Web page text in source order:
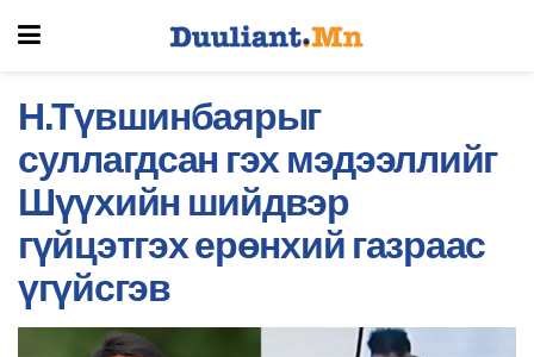
Н.Түвшинбаярыг
суллагдсан гэх мэдээллийг
Шүүхийн шийдвэр
гүйцэтгэх ерөнхий газраас
үгүйсгэв